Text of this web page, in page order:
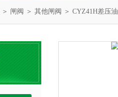
＞ 闸阀 ＞ 其他闸阀 ＞ CYZ41H差压